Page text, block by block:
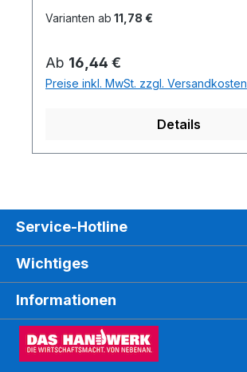
Varianten ab 11,78 €
Regulärer Preis:
Ab 16,44 €
Preise inkl. MwSt. zzgl. Versandkosten
Details
Service-Hotline
Wichtiges
Informationen